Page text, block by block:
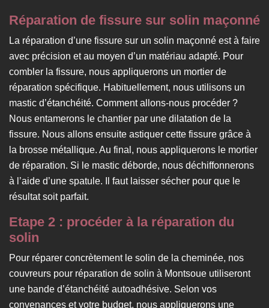
Réparation de fissure sur solin maçonné
La réparation d’une fissure sur un solin maçonné est à faire
avec précision et au moyen d’un matériau adapté. Pour
combler la fissure, nous appliquerons un mortier de
réparation spécifique. Habituellement, nous utilisons un
mastic d’étanchéité. Comment allons-nous procéder ?
Nous entamerons le chantier par une dilatation de la
fissure. Nous allons ensuite astiquer cette fissure grâce à
la brosse métallique. Au final, nous appliquerons le mortier
de réparation. Si le mastic déborde, nous déchiffonnerons
à l’aide d’une spatule. Il faut laisser sécher pour que le
résultat soit parfait.
Etape 2 : procéder à la réparation du
solin
Pour réparer concrètement le solin de la cheminée, nos
couvreurs pour réparation de solin à Montsoue utiliseront
une bande d’étanchéité autoadhésive. Selon vos
convenances et votre budget, nous appliquerons une